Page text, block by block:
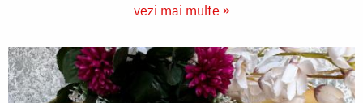
vezi mai multe »